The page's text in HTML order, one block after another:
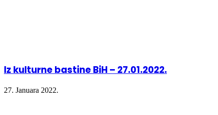
Iz kulturne bastine BiH – 27.01.2022.
27. Januara 2022.